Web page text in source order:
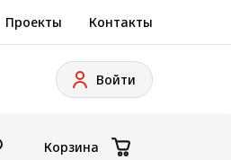
Проекты Контакты
Войти
Корзина